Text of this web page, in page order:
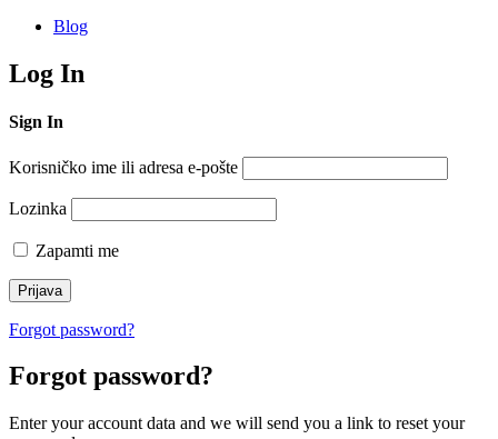
Blog
Log In
Sign In
Korisničko ime ili adresa e-pošte
Lozinka
Zapamti me
Forgot password?
Forgot password?
Enter your account data and we will send you a link to reset your